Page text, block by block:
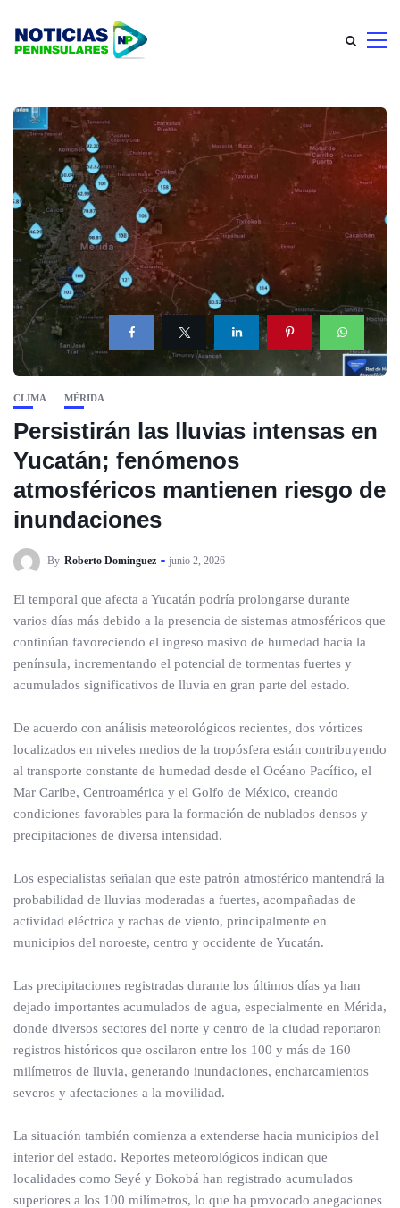
CLIMA MÉRIDA
Persistirán las lluvias intensas en
Yucatán; fenómenos
atmosféricos mantienen riesgo de
inundaciones
By Roberto Dominguez junio 2, 2026
El temporal que afecta a Yucatán podría prolongarse durante
varios días más debido a la presencia de sistemas atmosféricos que
continúan favoreciendo el ingreso masivo de humedad hacia la
península, incrementando el potencial de tormentas fuertes y
acumulados significativos de lluvia en gran parte del estado.
De acuerdo con análisis meteorológicos recientes, dos vórtices
localizados en niveles medios de la tropósfera están contribuyendo
al transporte constante de humedad desde el Océano Pacífico, el
Mar Caribe, Centroamérica y el Golfo de México, creando
condiciones favorables para la formación de nublados densos y
precipitaciones de diversa intensidad.
Los especialistas señalan que este patrón atmosférico mantendrá la
probabilidad de lluvias moderadas a fuertes, acompañadas de
actividad eléctrica y rachas de viento, principalmente en
municipios del noroeste, centro y occidente de Yucatán.
Las precipitaciones registradas durante los últimos días ya han
dejado importantes acumulados de agua, especialmente en Mérida,
donde diversos sectores del norte y centro de la ciudad reportaron
registros históricos que oscilaron entre los 100 y más de 160
milímetros de lluvia, generando inundaciones, encharcamientos
severos y afectaciones a la movilidad.
La situación también comienza a extenderse hacia municipios del
interior del estado. Reportes meteorológicos indican que
localidades como Seyé y Bokobá han registrado acumulados
superiores a los 100 milímetros, lo que ha provocado anegaciones